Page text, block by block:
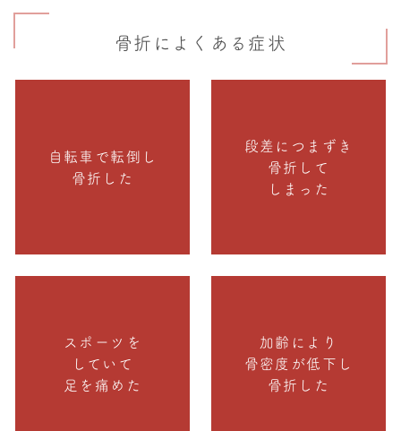
骨折によくある症状
自転車で転倒し
骨折した
段差につまずき
骨折して
しまった
スポーツを
していて
足を痛めた
加齢により
骨密度が低下し
骨折した